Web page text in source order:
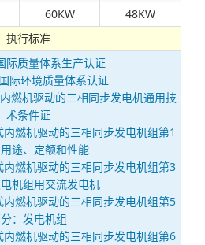
60KW
48KW
执行标准
际质量体系生产认证
际环境质量体系认证
燃机驱动的三相同步发电机通用技
术条件证
燃机驱动的三相同步发电机组第1
途、定额和性能
燃机驱动的三相同步发电机组第3
机组用交流发电机
燃机驱动的三相同步发电机组第5
：发电机组
燃机驱动的三相同步发电机组第6